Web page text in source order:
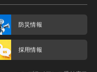
防災情報
採用情報